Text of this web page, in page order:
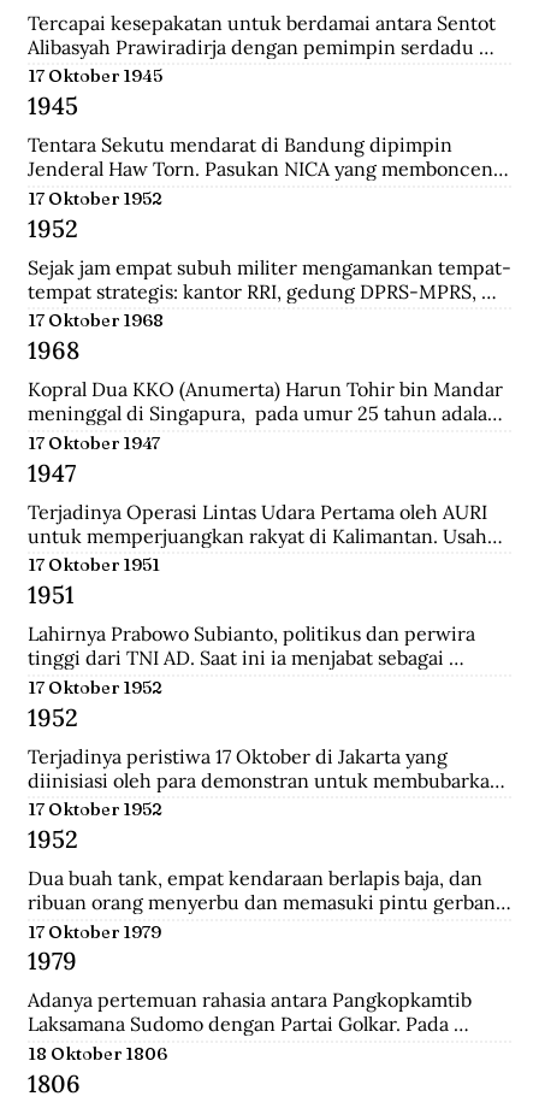
Tercapai kesepakatan untuk berdamai antara Sentot
Alibasyah Prawiradirja dengan pemimpin serdadu
Belanda sehingga Sentot menghentikan peperangan.
Sentot Alibasyah (Pasha 'yang tinggi') menjadi
panglima di pasukan Diponegoro waktu masih
berumur 17 tahun. Ia adalah keturunan bupati
Madiun.
17 Oktober 1945
1945
Tentara Sekutu mendarat di Bandung dipimpin
Jenderal Haw Torn. Pasukan NICA yang membonceng
Sekutu berusaha mengembalikan kekuasaan Belanda
di Indonesia. Secara sepihak Sekutu meminta agar
senjata yang dilucuti pasukan TKR dari tentara
Jepang diserahkan kepada Sekutu.
17 Oktober 1952
1952
Sejak jam empat subuh militer mengamankan tempat-
tempat strategis: kantor RRI, gedung DPRS-MPRS,
dan stasiun-stasiun keretapi. Pukul delapan pagi,
kerumuman massa menjalar; mereka diangkut dari
pabrik-pabrik di luar kota, sisanya dari Jakarta
dikelola jagoan-jagoan Betawi. Tentara mengorganisir
demonstrasi itu, dengan dukungan tank dan artileri,
bergerak ke istana presiden, menuntut pembubaran
parlemen.
17 Oktober 1968
1968
Kopral Dua KKO (Anumerta) Harun Tohir bin Mandar
meninggal di Singapura,  pada umur 25 tahun adalah
salah satu dari dua anggota KKO Korps Komando; kini
disebut Korps Marinir Indonesia yang ditangkap di
Singapura pada saat terjadinya Konfrontasi dengan
Malaysia. Bersama dengan seorang anggota KKO
lainnya bernama Usman, ia dihukum gantung oleh
pemerintah Singapura pada Oktober 1968 dengan
tuduhan meletakkan bom di wilayah pusat kota
Singapura yang padat pada 10 Maret 1965.
17 Oktober 1947
1947
Terjadinya Operasi Lintas Udara Pertama oleh AURI
untuk memperjuangkan rakyat di Kalimantan. Usaha
ini berhasil menerobos blokade udara Belanda dan
berhasil menerjunkan pasukan didaratan Kalimantan
dan membantu pasukan gerilaya dalam melawan
NICA.
17 Oktober 1951
1951
Lahirnya Prabowo Subianto, politikus dan perwira
tinggi dari TNI AD. Saat ini ia menjabat sebagai
Menteri Pertahanan.
17 Oktober 1952
1952
Terjadinya peristiwa 17 Oktober di Jakarta yang
diinisiasi oleh para demonstran untuk membubarkan
Parlemen Indonesia akibat korupsi yang meluas dan
memburuk di Indonesia.
17 Oktober 1952
1952
Dua buah tank, empat kendaraan berlapis baja, dan
ribuan orang menyerbu dan memasuki pintu gerbang
Istana Merdeka, kediaman Presiden Sukarno. Mereka
berkerumun dan menggelar spanduk yang
bertuliskan "Bubarkan Parlemen"!.
17 Oktober 1979
1979
Adanya pertemuan rahasia antara Pangkopkamtib
Laksamana Sudomo dengan Partai Golkar. Pada
pertemuan ini mengecam gagasan ABRI mesti
berpihak pada penguasa jelang Pemilu 1982.
18 Oktober 1806
1806